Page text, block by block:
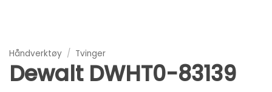
Håndverktøy / Tvinger
Dewalt DWHT0-83139